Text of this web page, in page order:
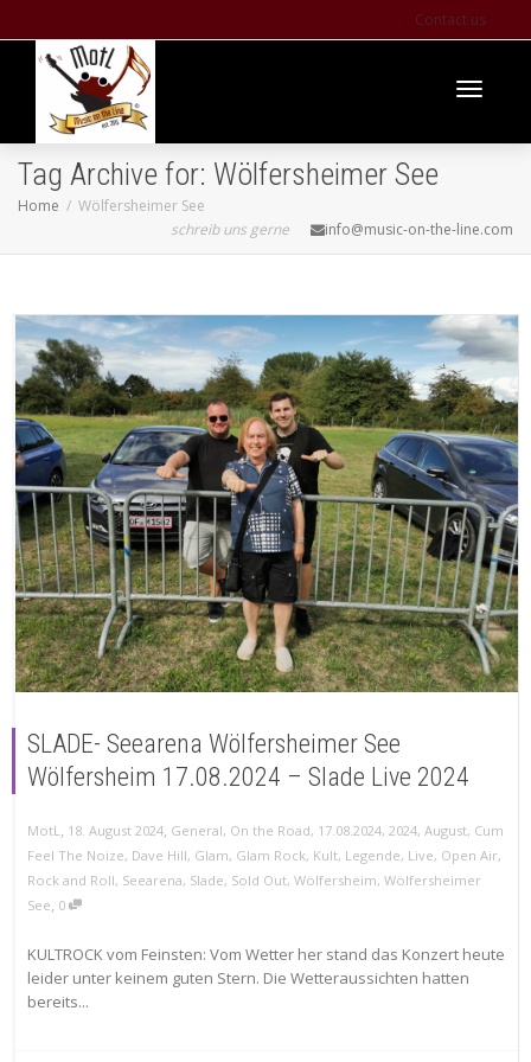
Contact us
Tag Archive for: Wölfersheimer See
Home
Wölfersheimer See
schreib uns gerne
info@music-on-the-line.com
SLADE- Seearena Wölfersheimer See
Wölfersheim 17.08.2024 – Slade Live 2024
MotL, 18. August 2024, General, On the Road, 17.08.2024, 2024, August, Cum
Feel The Noize, Dave Hill, Glam, Glam Rock, Kult, Legende, Live, Open Air,
Rock and Roll, Seearena, Slade, Sold Out, Wölfersheim, Wölfersheimer
See, 0
KULTROCK vom Feinsten: Vom Wetter her stand das Konzert heute
leider unter keinem guten Stern. Die Wetteraussichten hatten
bereits...